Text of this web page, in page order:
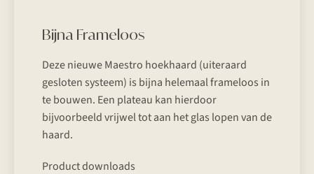
Bijna Frameloos
Deze nieuwe Maestro hoekhaard (uiteraard
gesloten systeem) is bijna helemaal frameloos in
te bouwen. Een plateau kan hierdoor
bijvoorbeeld vrijwel tot aan het glas lopen van de
haard.
Product downloads